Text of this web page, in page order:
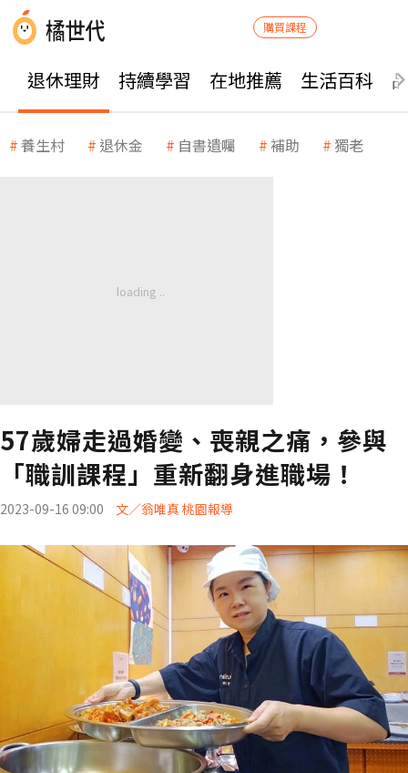
購買課程
退休理財 持續學習 在地推薦 生活百科
養生村 退休金 自書遺囑 補助 獨老
57歲婦走過婚變、喪親之痛，參與
「職訓課程」重新翻身進職場！
2023-09-16 09:00 文／翁唯真 桃園報導